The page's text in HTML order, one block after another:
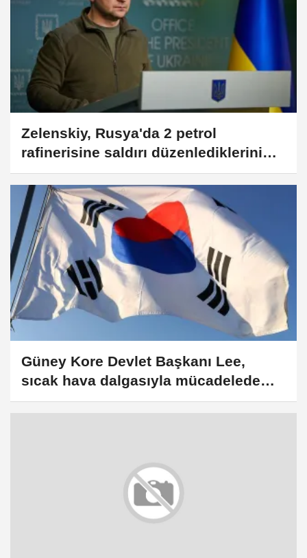
Zelenskiy, Rusya'da 2 petrol
rafinerisine saldırı düzenlediklerini
belirtti
Güney Kore Devlet Başkanı Lee,
sıcak hava dalgasıyla mücadelede
tedbir alınmasını istedi